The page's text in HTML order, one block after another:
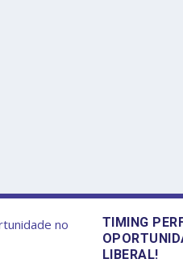
TIMING
LIBERAL!